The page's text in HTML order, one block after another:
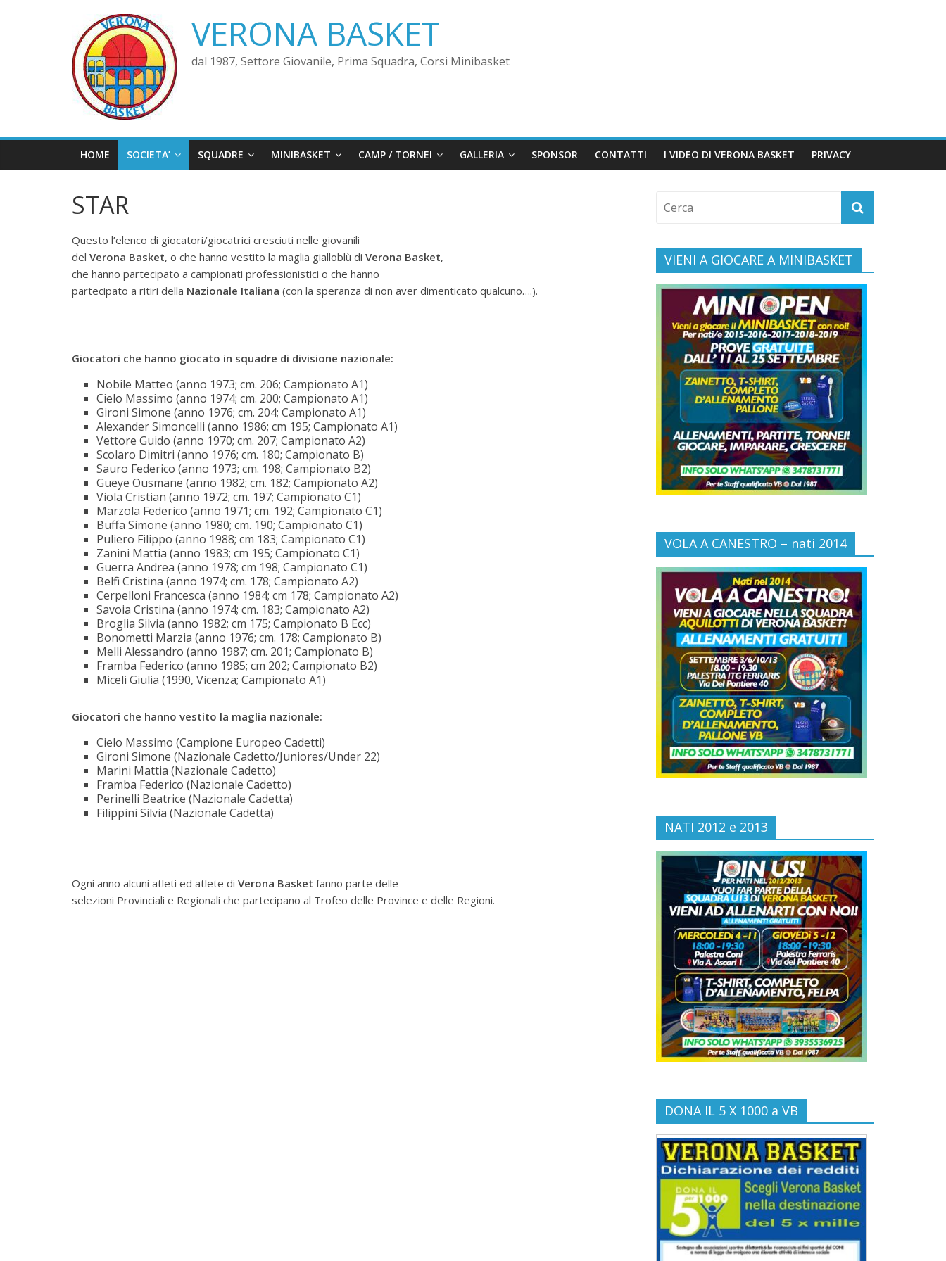
VERONA BASKET
dal 1987, Settore Giovanile, Prima Squadra, Corsi Minibasket
HOME SOCIETA’ SQUADRE MINIBASKET CAMP / TORNEI GALLERIA SPONSOR CONTATTI I VIDEO DI VERONA BASKET PRIVACY
STAR
Questo l’elenco di giocatori/giocatrici cresciuti nelle giovanili
del Verona Basket, o che hanno vestito la maglia gialloblù di Verona Basket,
che hanno partecipato a campionati professionistici o che hanno
partecipato a ritiri della Nazionale Italiana (con la speranza di non aver dimenticato qualcuno….).
Giocatori che hanno giocato in squadre di divisione nazionale:
Nobile Matteo (anno 1973; cm. 206; Campionato A1)
Cielo Massimo (anno 1974; cm. 200; Campionato A1)
Gironi Simone (anno 1976; cm. 204; Campionato A1)
Alexander Simoncelli (anno 1986; cm 195; Campionato A1)
Vettore Guido (anno 1970; cm. 207; Campionato A2)
Scolaro Dimitri (anno 1976; cm. 180; Campionato B)
Sauro Federico (anno 1973; cm. 198; Campionato B2)
Gueye Ousmane (anno 1982; cm. 182; Campionato A2)
Viola Cristian (anno 1972; cm. 197; Campionato C1)
Marzola Federico (anno 1971; cm. 192; Campionato C1)
Buffa Simone (anno 1980; cm. 190; Campionato C1)
Puliero Filippo (anno 1988; cm 183; Campionato C1)
Zanini Mattia (anno 1983; cm 195; Campionato C1)
Guerra Andrea (anno 1978; cm 198; Campionato C1)
Belfi Cristina (anno 1974; cm. 178; Campionato A2)
Cerpelloni Francesca (anno 1984; cm 178; Campionato A2)
Savoia Cristina (anno 1974; cm. 183; Campionato A2)
Broglia Silvia (anno 1982; cm 175; Campionato B Ecc)
Bonometti Marzia (anno 1976; cm. 178; Campionato B)
Melli Alessandro (anno 1987; cm. 201; Campionato B)
Framba Federico (anno 1985; cm 202; Campionato B2)
Miceli Giulia (1990, Vicenza; Campionato A1)
Giocatori che hanno vestito la maglia nazionale:
Cielo Massimo (Campione Europeo Cadetti)
Gironi Simone (Nazionale Cadetto/Juniores/Under 22)
Marini Mattia (Nazionale Cadetto)
Framba Federico (Nazionale Cadetto)
Perinelli Beatrice (Nazionale Cadetta)
Filippini Silvia (Nazionale Cadetta)
Ogni anno alcuni atleti ed atlete di Verona Basket fanno parte delle
selezioni Provinciali e Regionali che partecipano al Trofeo delle Province e delle Regioni.
VIENI A GIOCARE A MINIBASKET
VOLA A CANESTRO – nati 2014
NATI 2012 e 2013
DONA IL 5 X 1000 a VB